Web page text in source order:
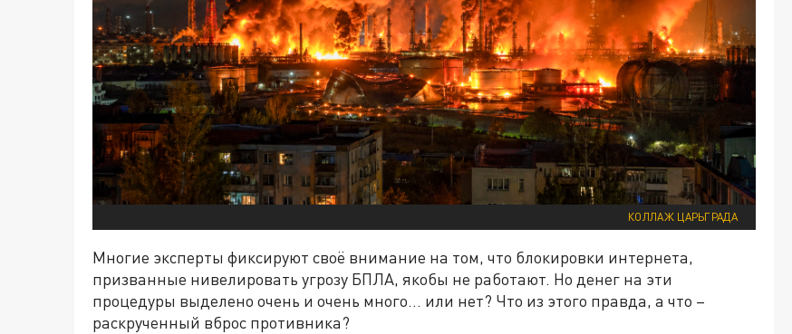
КОЛЛАЖ ЦАРЬГРАДА
Многие эксперты фиксируют своё внимание на том, что блокировки интернета,
призванные нивелировать угрозу БПЛА, якобы не работают. Но денег на эти
процедуры выделено очень и очень много… или нет? Что из этого правда, а что –
раскрученный вброс противника?